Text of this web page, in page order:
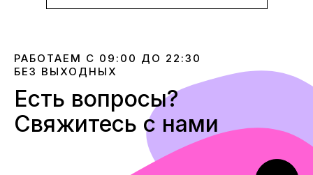
РАБОТАЕМ С 09:00 ДО 22:30
БЕЗ ВЫХОДНЫХ
Есть вопросы?
Свяжитесь с нами